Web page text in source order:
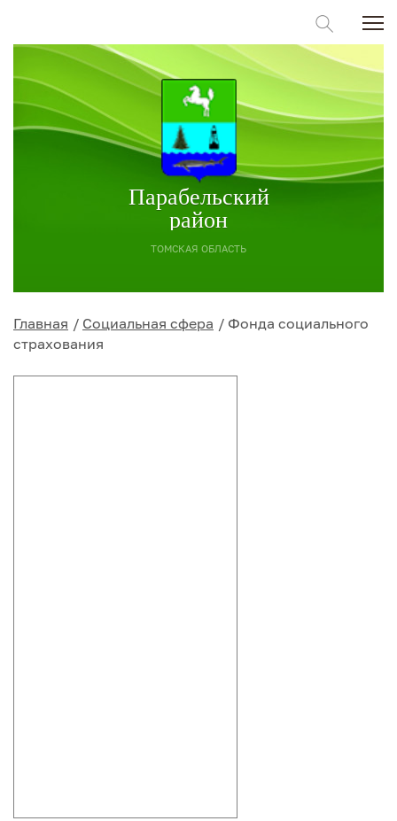
Парабельский
район
ТОМСКАЯ ОБЛАСТЬ
Главная Социальная сфера
Фонда социального
страхования